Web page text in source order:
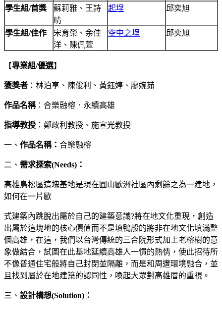
學生組/首獎
蘇莉雅、王詩
晴
起埕 邱奕旭
學生組/佳作
宋育榮、余佳
洋、陳佩萱
空中之埕 邱奕旭
【專業組/優選】
獲獎者 ：林泊享、陳俊利、黃鈺婷、廖婉茹
作品名稱：合樂融榕．永續高雄
指導教授 ：鄭政利教授、施宣光教授
一、 作品名稱： 合樂融榕
二、 需求探索(Needs)：
高雄鳥松區這塊基地是現在圓山歐洲社區內剩餘之為一建地，
如何在一片歐
式建築內跳脫出屬於自己的建築意識?將在地文化重現，創造
出屬於這塊地的核心價值而不是填鴨般的將非在地文化填滿整
個高雄，在這，我們以台灣傳統的三合院形式加上老榕樹的意
象做結合，試圖在此基地延續高雄人一慣的熱情，使此招待所
不像普通住宅般將自己封閉並隔離，而是和周遭環境融合，並
且找到屬於在地建築的認同性，喚起大眾對高雄厝的重視。
三、 設計構想(Solution)：